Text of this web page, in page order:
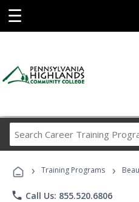
☰
Career
› Training Programs ›
phone Call Us: 855.520.6806